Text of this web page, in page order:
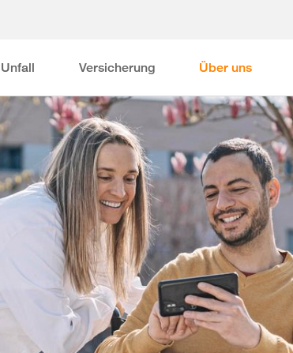
Unfall Versicherung Über uns